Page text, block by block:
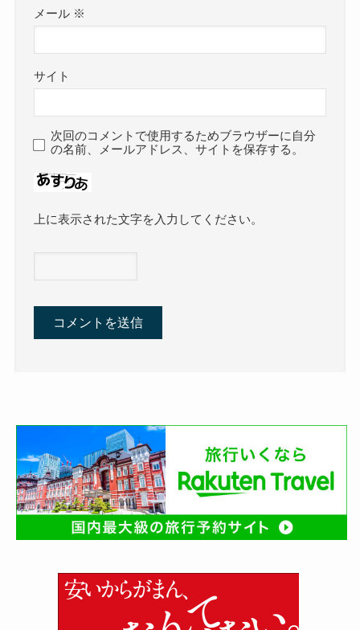
メール ※
サイト
次回のコメントで使用するためブラウザーに自分
の名前、メールアドレス、サイトを保存する。
上に表示された文字を入力してください。